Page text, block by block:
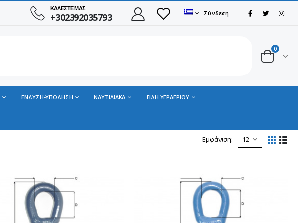
ΚΑΛΕΣΤΕ ΜΑΣ
+302392035793 Σύνδεση
0
ΕΝΔΥΣΗ-ΥΠΟΔΗΣΗ ΝΑΥΤΙΛΙΑΚΑ ΕΙΔΗ ΥΓΡΑΕΡΙΟΥ
Εμφάνιση: